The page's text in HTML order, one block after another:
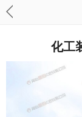
化工